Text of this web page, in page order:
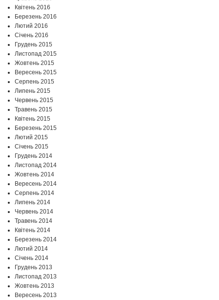
Квітень 2016
Березень 2016
Лютий 2016
Січень 2016
Грудень 2015
Листопад 2015
Жовтень 2015
Вересень 2015
Серпень 2015
Липень 2015
Червень 2015
Травень 2015
Квітень 2015
Березень 2015
Лютий 2015
Січень 2015
Грудень 2014
Листопад 2014
Жовтень 2014
Вересень 2014
Серпень 2014
Липень 2014
Червень 2014
Травень 2014
Квітень 2014
Березень 2014
Лютий 2014
Січень 2014
Грудень 2013
Листопад 2013
Жовтень 2013
Вересень 2013